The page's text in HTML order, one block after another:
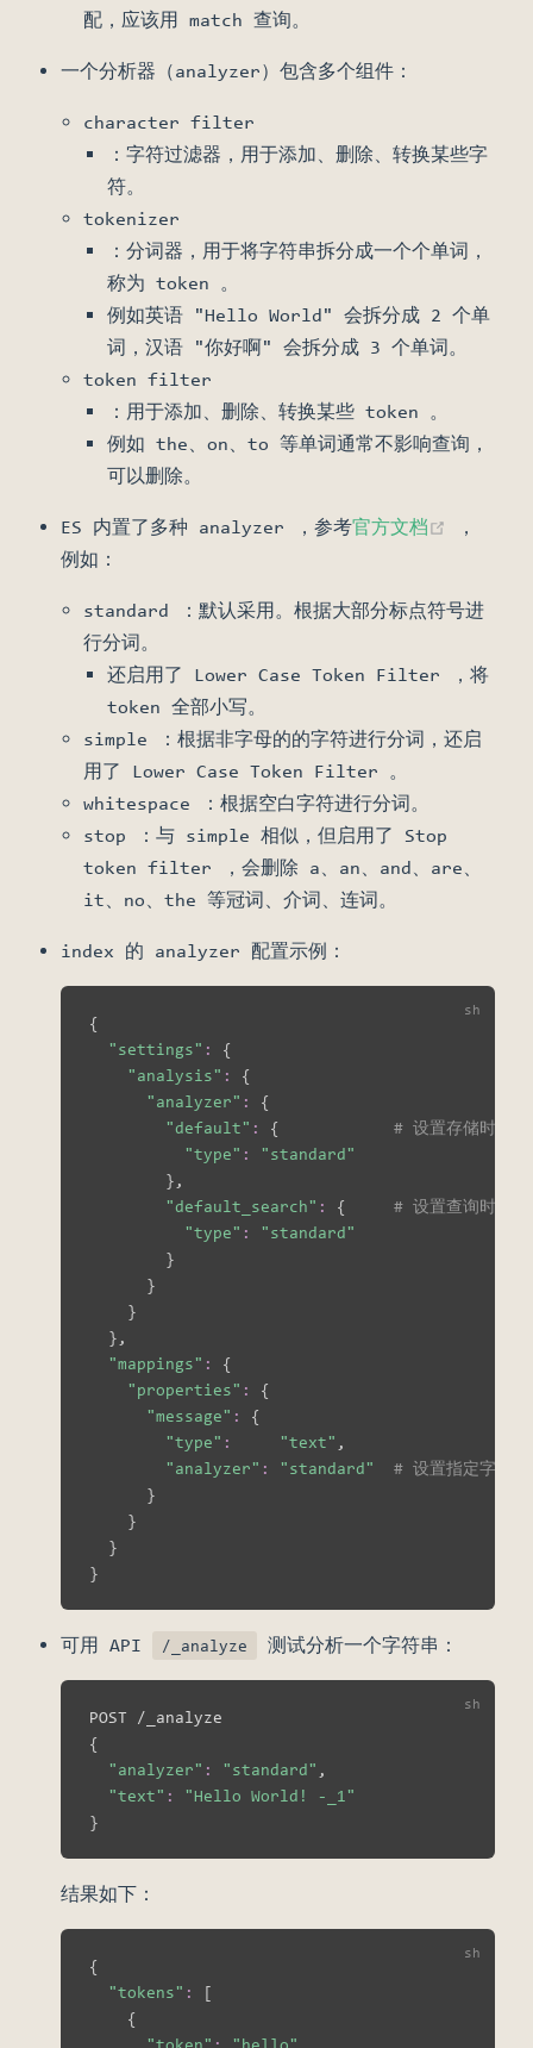
配，应该用 match 查询。
一个分析器（analyzer）包含多个组件：
character filter
：字符过滤器，用于添加、删除、转换某些字
符。
tokenizer
：分词器，用于将字符串拆分成一个个单词，
称为 token 。
例如英语 "Hello World" 会拆分成 2 个单
词，汉语 "你好啊" 会拆分成 3 个单词。
token filter
：用于添加、删除、转换某些 token 。
例如 the、on、to 等单词通常不影响查询，
可以删除。
ES 内置了多种 analyzer ，参考官方文档 (opens
，
例如：
standard ：默认采用。根据大部分标点符号进
行分词。
还启用了 Lower Case Token Filter ，将
token 全部小写。
simple ：根据非字母的的字符进行分词，还启
用了 Lower Case Token Filter 。
whitespace ：根据空白字符进行分词。
stop ：与 simple 相似，但启用了 Stop
token filter ，会删除 a、an、and、are、
it、no、the 等冠词、介词、连词。
index 的 analyzer 配置示例：
{
"settings" :
{
"analysis" :
{
"analyzer" :
{
"default" : {
# 设置存储时的
"type" :
"standard"
} ,
"default_search" : {
# 设置查询时的
"type" :
"standard"
}
}
}
} ,
"mappings" :
{
"properties" :
{
"message" :
{
"type" : "text" ,
"analyzer" : "standard"
# 设置指定字段
}
}
}
}
可用 API /_analyze 测试分析一个字符串：
{
"analyzer" : "standard" ,
"text" :
"Hello World! -_1"
}
结果如下：
{
"tokens" :
[
{